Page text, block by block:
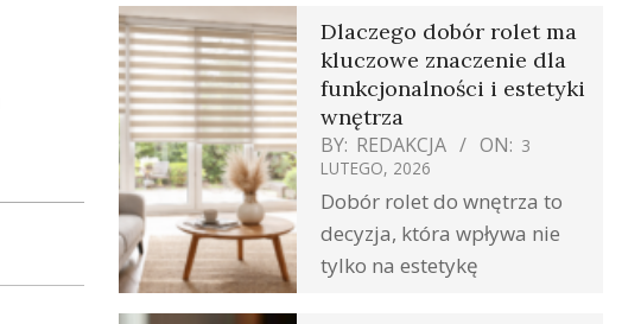
Dlaczego dobór rolet ma
kluczowe znaczenie dla
funkcjonalności i estetyki
wnętrza
BY: REDAKCJA ON: 3
LUTEGO, 2026
Dobór rolet do wnętrza to
decyzja, która wpływa nie
tylko na estetykę